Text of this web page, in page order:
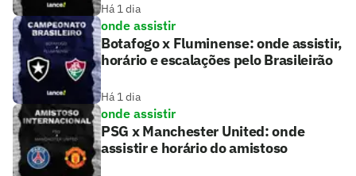
Há 1 dia
onde assistir
Botafogo x Fluminense: onde assistir,
horário e escalações pelo Brasileirão
Há 1 dia
onde assistir
PSG x Manchester United: onde
assistir e horário do amistoso